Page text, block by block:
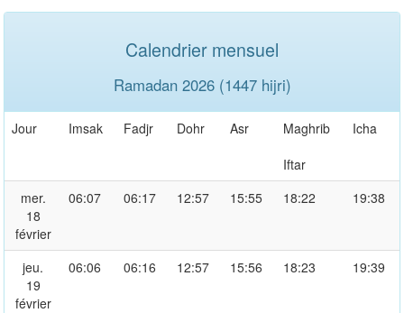
Calendrier mensuel
Ramadan 2026 (1447 hijri)
Jour Imsak Fadjr Dohr Asr
Maghrib
Iftar
Icha
mer.
18
février
06:07 06:17 12:57 15:55 18:22 19:38
jeu.
19
février
06:06 06:16 12:57 15:56 18:23 19:39